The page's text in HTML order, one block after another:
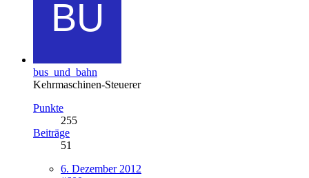
bus_und_bahn
Kehrmaschinen-Steuerer
Punkte
255
Beiträge
51
6. Dezember 2012